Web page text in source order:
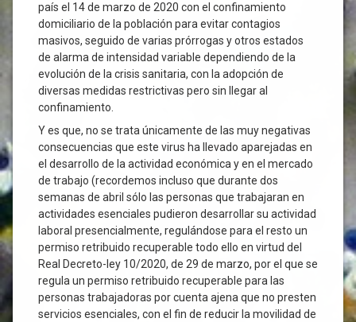
país el 14 de marzo de 2020 con el confinamiento
domiciliario de la población para evitar contagios
masivos, seguido de varias prórrogas y otros estados
de alarma de intensidad variable dependiendo de la
evolución de la crisis sanitaria, con la adopción de
diversas medidas restrictivas pero sin llegar al
confinamiento.
Y es que, no se trata únicamente de las muy negativas
consecuencias que este virus ha llevado aparejadas en
el desarrollo de la actividad económica y en el mercado
de trabajo (recordemos incluso que durante dos
semanas de abril sólo las personas que trabajaran en
actividades esenciales pudieron desarrollar su actividad
laboral presencialmente, regulándose para el resto un
permiso retribuido recuperable todo ello en virtud del
Real Decreto-ley 10/2020, de 29 de marzo, por el que se
regula un permiso retribuido recuperable para las
personas trabajadoras por cuenta ajena que no presten
servicios esenciales, con el fin de reducir la movilidad de